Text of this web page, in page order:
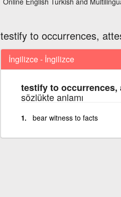
testify to occurrences,
İngilizce - İngilizce
testify to occurrences,
sözlükte anlamı
bear witness to facts